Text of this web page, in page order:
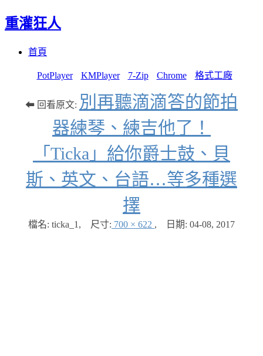
重灌狂人
首頁
PotPlayer KMPlayer 7-Zip Chrome 格式工廠
⬅ 回看原文: 別再聽滴滴答的節拍
器練琴、練吉他了！
「Ticka」給你爵士鼓、貝
斯、英文、台語…等多種選
擇
檔名: ticka_1 , 尺寸: 700 × 622 , 日期: 04-08, 2017